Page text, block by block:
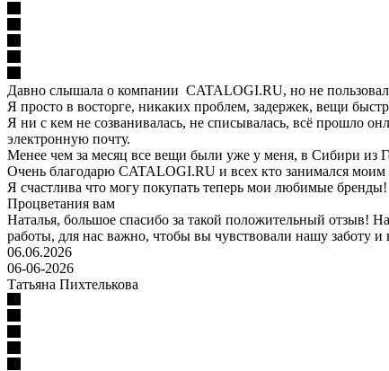
Давно слышала о компании CATALOGI.RU, но не
Я просто в восторге, никаких проблем, задержек, вещи
Я ни с кем не созванивалась, не списывалась, всё прошло
электронную почту.
Менее чем за месяц все вещи были уже у меня, в Сибири из
Очень благодарю CATALOGI.RU и всех кто занимался
Я счастлива что могу покупать теперь мои любимые бренды!
Процветания вам
Наталья, большое спасибо за такой положительный отзыв!
работы, для нас важно, чтобы вы чувствовали нашу заботу
06.06.2026
06-06-2026
Татьяна Пихтелькова